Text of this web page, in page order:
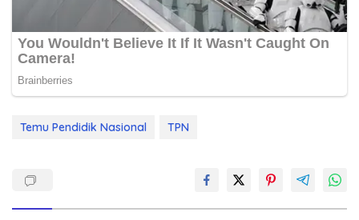
Temu Pendidik Nasional TPN